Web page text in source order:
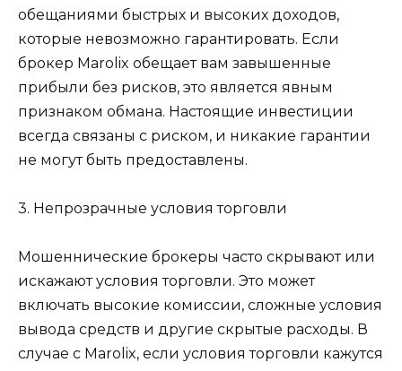
обещаниями быстрых и высоких доходов,
которые невозможно гарантировать. Если
брокер Marolix обещает вам завышенные
прибыли без рисков, это является явным
признаком обмана. Настоящие инвестиции
всегда связаны с риском, и никакие гарантии
не могут быть предоставлены.
3. Непрозрачные условия торговли
Мошеннические брокеры часто скрывают или
искажают условия торговли. Это может
включать высокие комиссии, сложные условия
вывода средств и другие скрытые расходы. В
случае с Marolix, если условия торговли кажутся